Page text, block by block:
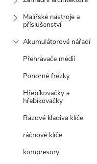
Malířské nástroje a
příslušenství
Akumulátorové nářadí
Přehrávače médií
Ponorné frézky
Hřebíkovačky a
hřebíkovačky
Rázové kladiva klíče
ráčnové klíče
kompresory